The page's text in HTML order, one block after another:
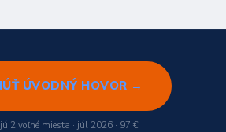
ÚVODNÝ HOVOR →
2 voľné miesta · júl 2026 · 97 €